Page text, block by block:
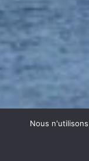
Nous